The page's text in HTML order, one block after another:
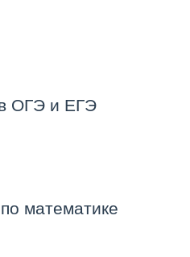
ОГЭ и ЕГЭ
математике